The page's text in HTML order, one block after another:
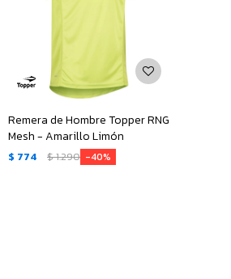
Remera de Hombre Topper RNG
Mesh - Amarillo Limón
$ 774 $1.290 40